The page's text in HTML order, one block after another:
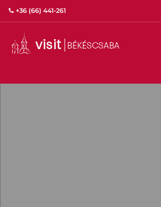
+36 (66) 441-261